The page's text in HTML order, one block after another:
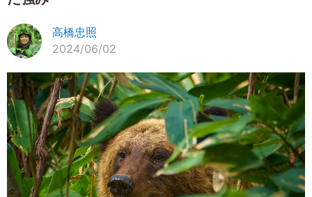
高橋忠照
2024/06/02